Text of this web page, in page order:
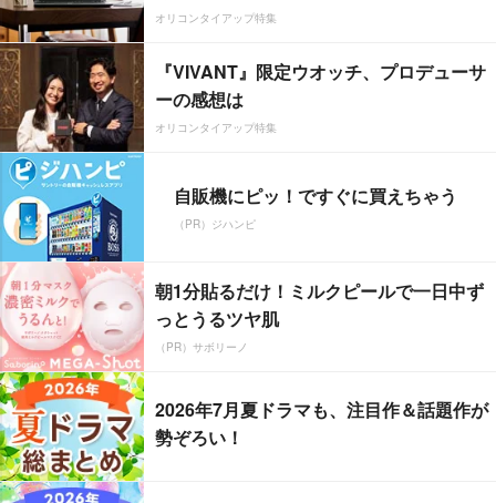
オリコンタイアップ特集
『VIVANT』限定ウオッチ、プロデューサ
ーの感想は
オリコンタイアップ特集
自販機にピッ！ですぐに買えちゃう
（PR）ジハンピ
朝1分貼るだけ！ミルクピールで一日中ず
っとうるツヤ肌
（PR）サボリーノ
2026年7月夏ドラマも、注目作＆話題作が
勢ぞろい！